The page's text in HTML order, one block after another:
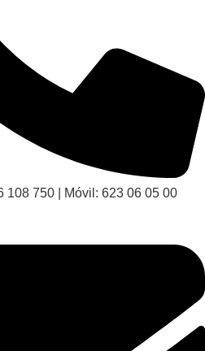
108 750 | Móvil: 623 06 05 00